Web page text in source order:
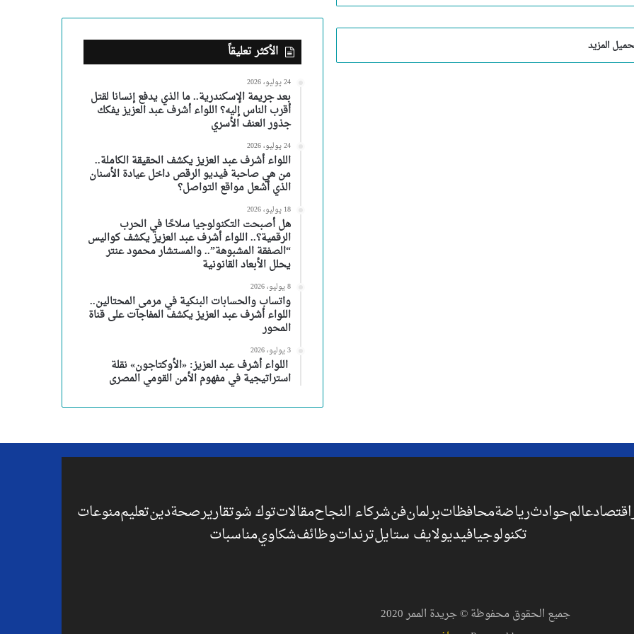
المزيد الأكثر تعليقاً
24 يوليو، 2026
بعد جريمة الإسكندرية.. ما الذي يدفع إنسانا لقتل
أقرب الناس إليه؟ اللواء أشرف عبد العزيز يفكك
جذور العنف الأسري
24 يوليو، 2026
اللواء أشرف عبد العزيز يكشف الحقيقة الكاملة..
من هي صاحبة فيديو الرقص داخل عيادة الأسنان
الذي أشعل مواقع التواصل؟
18 يوليو، 2026
هل أصبحت التكنولوجيا سلاحًا في الحرب
الرقمية؟.. اللواء أشرف عبد العزيز يكشف كواليس
“الصفقة المشبوهة”.. والمستشار محمود عنتر
يحلل الأبعاد القانونية
8 يوليو، 2026
واتساب والحسابات البنكية في مرمى المحتالين..
اللواء أشرف عبد العزيز يكشف المفاجآت على قناة
المحور
3 يوليو، 2026
اللواء أشرف عبد العزيز: «الأوكتاجون» نقلة
استراتيجية في مفهوم الأمن القومي المصرى
اقتصادعالمحوادثرياضةمحافظاتبرلمانفنشركاء النجاحمقالاتتوك شوتقاريرصحةدينتعليممنوعات
تكنولوجيافيديولايف ستايلترنداتوظائفشكاويمناسبات
جميع الحقوق محفوظة © جريدة الممر 2020